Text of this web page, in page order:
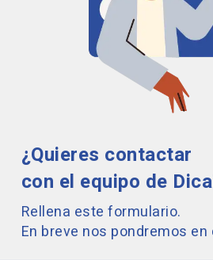
¿Quieres contactar
con el equipo de
Rellena este formulario.
En breve nos pondremos